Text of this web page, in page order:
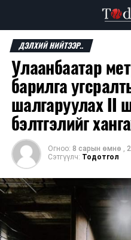
ДЭЛХИЙ НИЙТЭЭР..
Улаанбаатар
барилга
шалгаруулах II
бэлтгэлийг
Огноо: 8 сарын өмнө ,
Сэтгүүлч: Тодотгол